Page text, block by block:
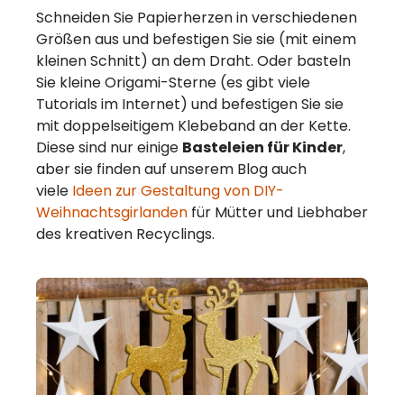
Schneiden Sie Papierherzen in verschiedenen
Größen aus und befestigen Sie sie (mit einem
kleinen Schnitt) an dem Draht. Oder basteln
Sie kleine Origami-Sterne (es gibt viele
Tutorials im Internet) und befestigen Sie sie
mit doppelseitigem Klebeband an der Kette.
Diese sind nur einige Basteleien für Kinder,
aber sie finden auf unserem Blog auch
viele Ideen zur Gestaltung von DIY-
Weihnachtsgirlanden für Mütter und Liebhaber
des kreativen Recyclings.